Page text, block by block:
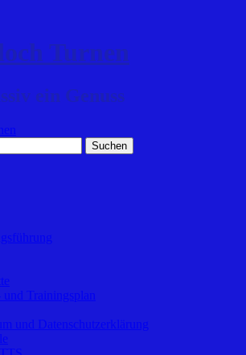
Turnen
ein Genuss
Trainingsplan
und Datenschutzerklärung